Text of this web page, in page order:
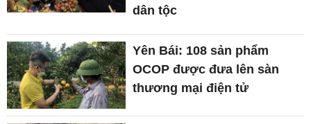
dân tộc
Yên Bái: 108 sản phẩm
OCOP được đưa lên sàn
thương mại điện tử